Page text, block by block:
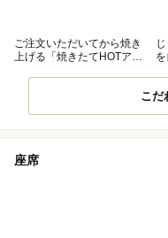
ご注文いただいてから焼き
上げる「焼きたてHOTアッ
こだ
座席